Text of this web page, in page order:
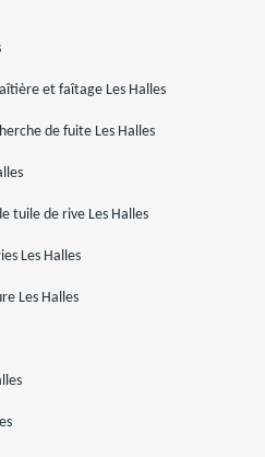
et faîtage Les Halles
de fuite Les Halles
tuile de rive Les Halles
Les Halles
Les Halles